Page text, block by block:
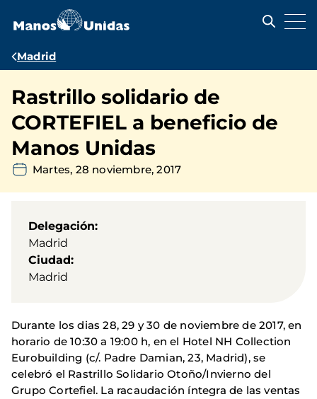
contenido
Ruta
navegación
Madrid
Rastrillo solidario de
CORTEFIEL a beneficio de
Manos Unidas
Martes, 28 noviembre, 2017
Delegación
Madrid
Ciudad
Madrid
Durante los dias 28, 29 y 30 de noviembre de 2017, en
horario de 10:30 a 19:00 h, en el Hotel NH Collection
Eurobuilding (c/. Padre Damian, 23, Madrid), se
celebró el Rastrillo Solidario Otoño/Invierno del
Grupo Cortefiel. La racaudación íntegra de las ventas